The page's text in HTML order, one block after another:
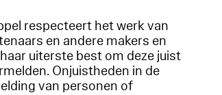
respecteert het werk van
en andere makers en
uiterste best om deze juist
Onjuistheden in de
van personen of